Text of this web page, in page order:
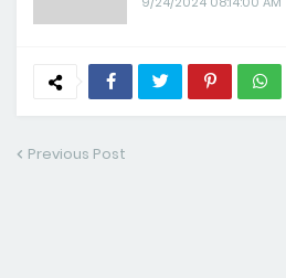
Previous Post